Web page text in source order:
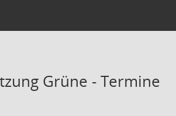
Grüne - Termine